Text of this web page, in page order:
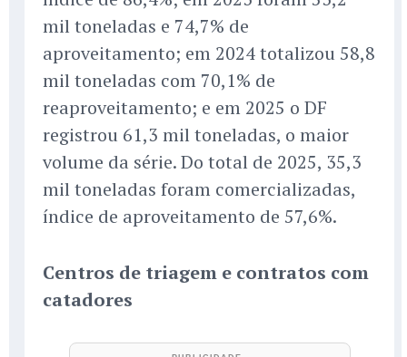
mil toneladas e 74,7% de
aproveitamento; em 2024 totalizou 58,8
mil toneladas com 70,1% de
reaproveitamento; e em 2025 o DF
registrou 61,3 mil toneladas, o maior
volume da série. Do total de 2025, 35,3
mil toneladas foram comercializadas,
índice de aproveitamento de 57,6%.
Centros de triagem e contratos com
catadores